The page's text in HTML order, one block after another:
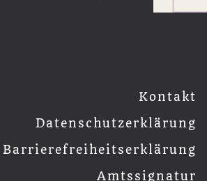
Kontakt
Datenschutzerklärung
Barrierefreiheitserklärung
Amtssignatur